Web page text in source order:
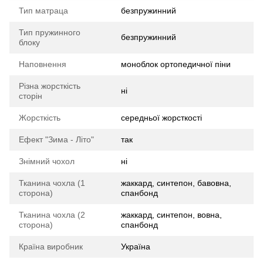
Тип матраца безпружинний
Тип пружинного
блоку
безпружинний
Наповнення моноблок ортопедичної піни
Різна жорсткість
сторін
ні
Жорсткість середньої жорсткості
Ефект "Зима - Літо" так
Знімний чохол ні
Тканина чохла (1
сторона)
жаккард, синтепон, бавовна,
спанбонд
Тканина чохла (2
сторона)
жаккард, синтепон, вовна,
спанбонд
Країна виробник Україна